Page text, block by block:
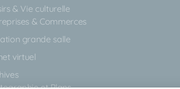
& Vie culturelle
& Commerces
grande salle
virtuel